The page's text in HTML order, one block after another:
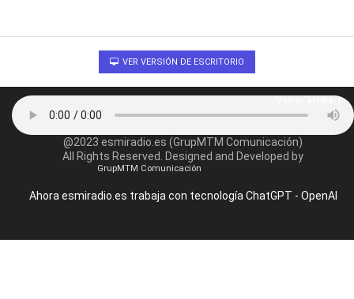
VER VERSIÓN DE ESCRITORIO
@2023 esmiradio.es (GrupMTM Comunicación)
All Rights Reserved. Designed and Developed by
GrupMTM Comunicación
Ahora esmiradio.es trabaja con tecnología ChatGPT - OpenAI